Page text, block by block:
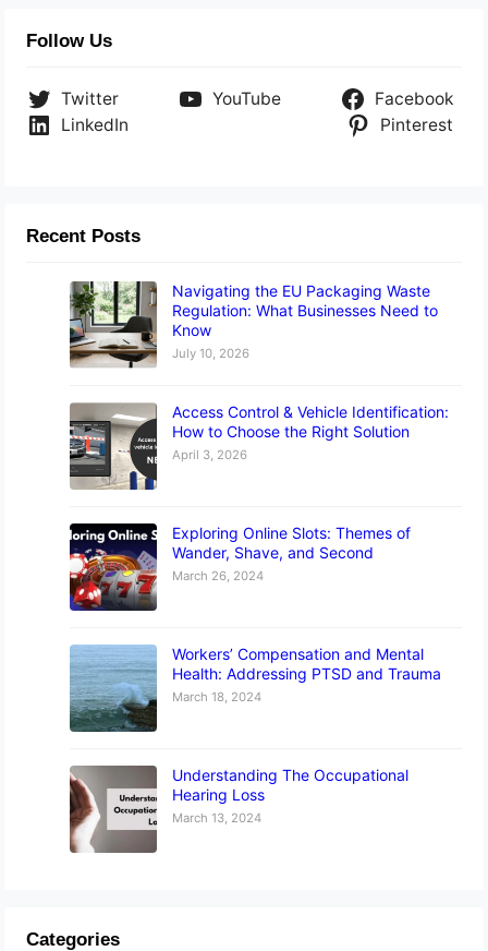
Follow Us
Twitter YouTube
Facebook
LinkedIn
Pinterest
Recent Posts
Navigating the EU Packaging Waste
Regulation: What Businesses Need to
Know
July 10, 2026
Access Control & Vehicle Identification:
How to Choose the Right Solution
April 3, 2026
Exploring Online Slots: Themes of
Wander, Shave, and Second
March 26, 2024
Workers’ Compensation and Mental
Health: Addressing PTSD and Trauma
March 18, 2024
Understanding The Occupational
Hearing Loss
March 13, 2024
Categories